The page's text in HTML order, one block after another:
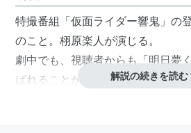
特撮番組「仮面ライダー響鬼」の
のこと。栩原楽人が演じる。
劇中でも、視聴者からも「明日夢
ばれることが多い。解説の続きを読む